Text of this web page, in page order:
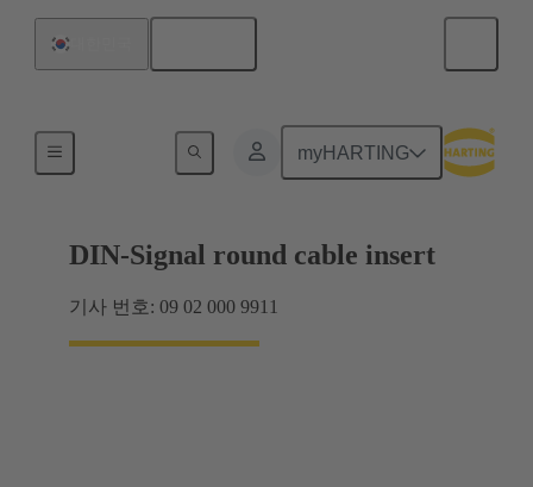
myHARTING
DIN-Signal round cable insert
기사 번호: 09 02 000 9911